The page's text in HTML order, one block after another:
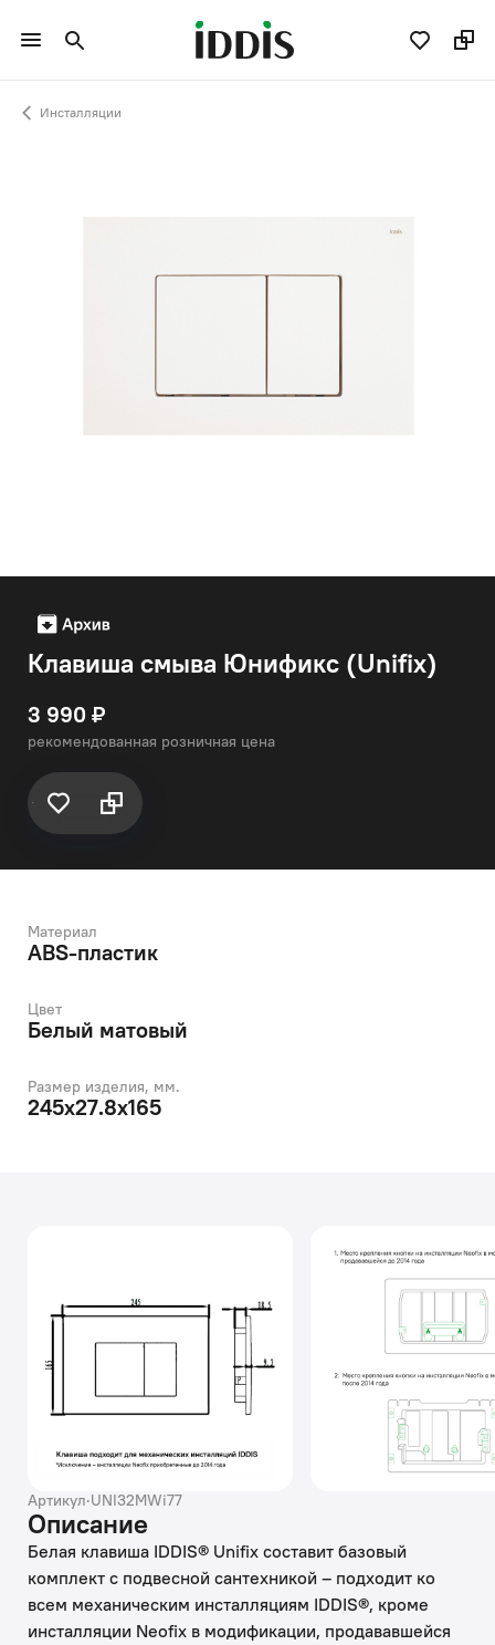
Инсталляции
Клавиша смыва Юнификс (Unifix)
3 990 ₽
рекомендованная розничная цена
Материал
ABS-пластик
Цвет
Белый матовый
Размер изделия, мм.
245x27.8x165
Артикул·UNI32MWi77
Описание
Белая клавиша IDDIS® Unifix составит базовый
комплект с подвесной сантехникой – подходит ко
всем механическим инсталляциям IDDIS®, кроме
инсталляции Neofix в модификации, продававшейся